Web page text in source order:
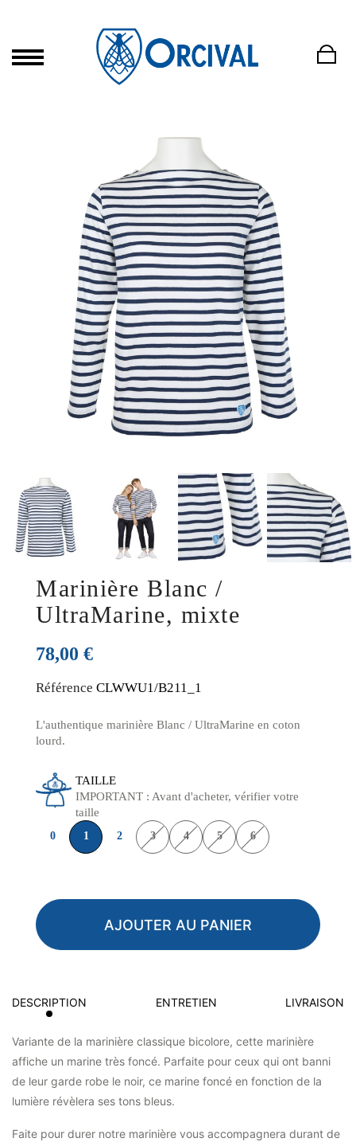
Marinière Blanc /
UltraMarine, mixte
78,00 €
Référence CLWWU1/B211_1
L'authentique marinière Blanc / UltraMarine en coton
lourd.
TAILLE
IMPORTANT : Avant d'acheter, vérifier votre
taille
0 1 2 3 4 5 6
AJOUTER AU PANIER
DESCRIPTION ENTRETIEN LIVRAISON
Variante de la marinière classique bicolore, cette marinière
affiche un marine très foncé. Parfaite pour ceux qui ont banni
de leur garde robe le noir, ce marine foncé en fonction de la
lumière révèlera ses tons bleus.
Faite pour durer notre marinière vous accompagnera durant de